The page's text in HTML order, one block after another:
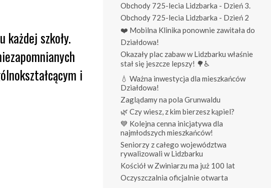
szkoły.
i
Obchody 725-lecia Lidzbarka - Dzień 3.
Obchody 725-lecia Lidzbarka - Dzień 2
❤️ Mobilna Klinika ponownie zawitała do
Działdowa!
Okazały plac zabaw w Lidzbarku właśnie
stał się jeszcze lepszy! 🌳♿
💧 Ważna inwestycja dla mieszkańców
Działdowa!
Zaglądamy na pola Grunwaldu
🌿 Czy wiesz, z kim bierzesz kąpiel?
💙 Kolejna cenna inicjatywa dla
najmłodszych mieszkańców!
Seniorzy z całego województwa
rywalizowali w Lidzbarku
Kościół w Zwiniarzu ma już 100 lat
Oczyszczalnia oficjalnie otwarta